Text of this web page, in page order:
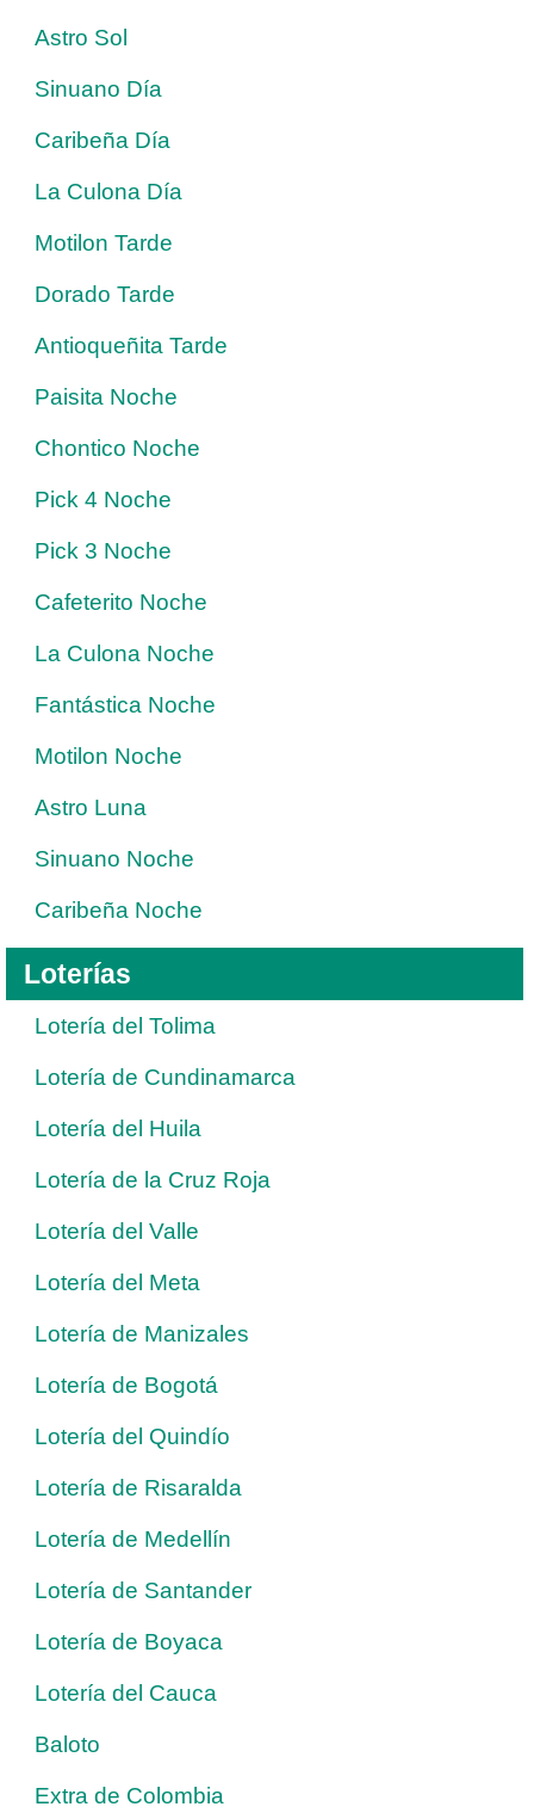
Astro Sol
Sinuano Día
Caribeña Día
La Culona Día
Motilon Tarde
Dorado Tarde
Antioqueñita Tarde
Paisita Noche
Chontico Noche
Pick 4 Noche
Pick 3 Noche
Cafeterito Noche
La Culona Noche
Fantástica Noche
Motilon Noche
Astro Luna
Sinuano Noche
Caribeña Noche
Loterías
Lotería del Tolima
Lotería de Cundinamarca
Lotería del Huila
Lotería de la Cruz Roja
Lotería del Valle
Lotería del Meta
Lotería de Manizales
Lotería de Bogotá
Lotería del Quindío
Lotería de Risaralda
Lotería de Medellín
Lotería de Santander
Lotería de Boyaca
Lotería del Cauca
Baloto
Extra de Colombia